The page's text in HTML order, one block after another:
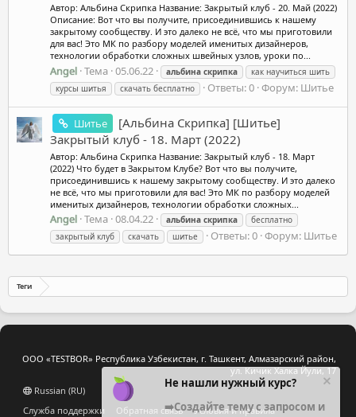
Автор: Альбина Скрипка Название: Закрытый клуб - 20. Май (2022)
Описание: Вот что вы получите, присоединившись к нашему
закрытому сообществу. И это далеко не всё, что мы приготовили
для вас! Это МК по разбору моделей именитых дизайнеров,
технологии обработки сложных швейных узлов, уроки по...
Angel Тема 05.06.22 альбина скрипка
как научиться шить
курсы шитья
скачать бесплатно Ответы: 0 Форум: Шитье
Шитье
[Альбина Скрипка] [Шитье]
Закрытый клуб - 18. Март (2022)
Автор: Альбина Скрипка Название: Закрытый клуб - 18. Март
(2022) Что будет в Закрытом Клубе? Вот что вы получите,
присоединившись к нашему закрытому сообществу. И это далеко
не всё, что мы приготовили для вас! Это МК по разбору моделей
именитых дизайнеров, технологии обработки сложных...
Angel Тема 08.04.22 альбина скрипка
бесплатно
закрытый клуб
скачать шитье Ответы: 0 Форум: Шитье
Теги
ООО «TESTBOR» Республика Узбекистан, г. Ташкент, Алмазарский район,
ул. Кичик Халка Йули, 17
Russian (RU)
Служба поддержки
Обратная связь
Условия и правила
Не нашли нужный курс?
➡️Создайте тему с запросом и